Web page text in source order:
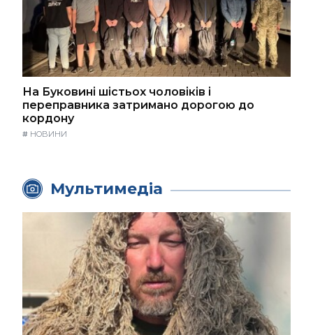
На Буковині шістьох чоловіків і
переправника затримано дорогою до
кордону
# НОВИНИ
Мультимедіа